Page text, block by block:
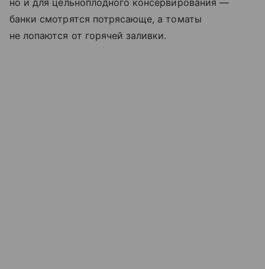
но и для цельноплодного консервирования —
банки смотрятся потрясающе, а томаты
не лопаются от горячей заливки.